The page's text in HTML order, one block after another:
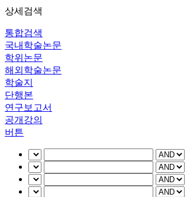
상세검색
통합검색
국내학술논문
학위논문
해외학술논문
학술지
단행본
연구보고서
공개강의
버튼